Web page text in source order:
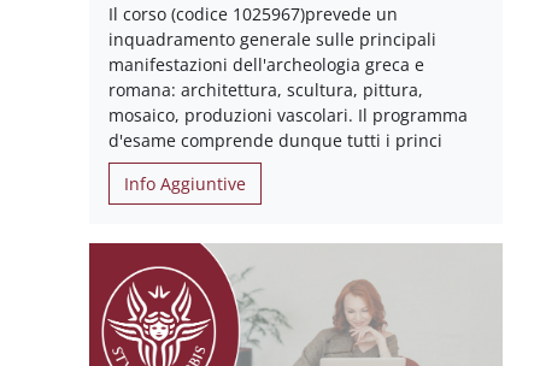
Il corso (codice 1025967)prevede un
inquadramento generale sulle principali
manifestazioni dell'archeologia greca e
romana: architettura, scultura, pittura,
mosaico, produzioni vascolari. Il programma
d'esame comprende dunque tutti i princi
Info Aggiuntive